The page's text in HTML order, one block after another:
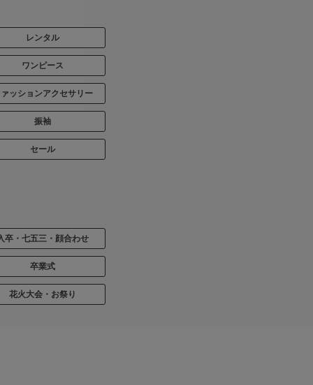
レンタル
ワンピース
ッションアクセサリー
振袖
セール
卒・七五三・顔合わせ
卒業式
花火大会・お祭り